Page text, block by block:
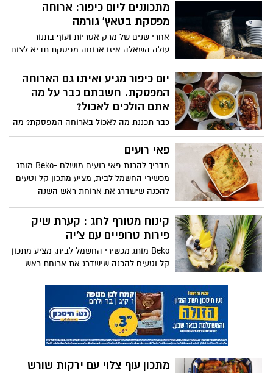
הרוח בזכות הורמוני "אושר" הנקראים דופמין
וסרוטונין המופרשים למוח, בנוסף מסייע
להגברה של ריכוז, קשב ואיזון.
מתכוננים ליום כיפור: ארוחה
מפסקת בטאץ' גורמה
אחרי שנים של מרק אטריות ועוף בתנור –
עולה השאלה איזו ארוחה מפסקת תביא לצום
שלאחריה חוויה שהיא מעבר למשביעה? מנות
בגוון קאריבי של אורז בחלב קוקוס ומנגו,
גזרים בפסטו פיסטוק ועוגת לימון בחושה
חמוצה-מתוקה יהפכו את הארוחה המפסקת
– לארוחה מספקת
יום כיפור מגיע ואיתו גם הארוחה
המפסקת. חשבתם כבר על מה
אתם הולכים לאכול?
כבר תכננת מה לאכול בארוחה המפסקת? מה
דעתך על מרק עוף פולני אמיתי או תבשיל
עירקי עם אורז, חומוס ועוף? התזונאית של
כללית מציעה מתכונים מעולים מכל קצוות
פאי רועים
מדריך להכנת פאי רועים מושלם -Beko מותג
מכשירי החשמל לבית, מציע מתכון קל וטעים
להכנה שישדרג את ארוחת ראש השנה
קינוח מטורף לחג : קערת שיק
פירות טרופיים עם צ’יה
Beko מותג מכשירי החשמל לבית, מציע מתכון
קל וטעים להכנה שישדרג את ארוחת ראש
השנה
מתכון עוף צלוי עם ירקות שורש